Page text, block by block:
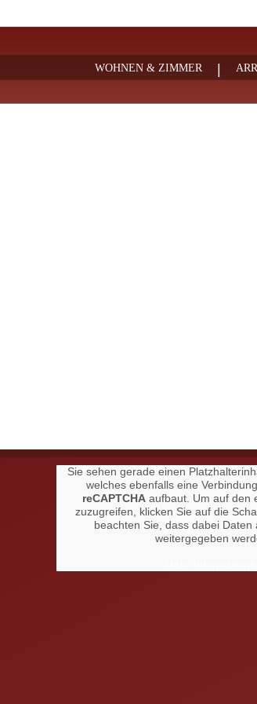
WOHNEN & ZIMMER
Sie sehen gerade einen
welches ebenfalls eine
reCAPTCHA aufbaut. Um auf den
zuzugreifen, klicken Sie auf die
beachten Sie, dass dabei Daten
weitergegeben